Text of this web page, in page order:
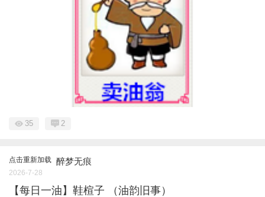
35 2
点击重新加载 醉梦无痕
2026-7-28
【每日一油】鞋楦子 （油韵旧事）